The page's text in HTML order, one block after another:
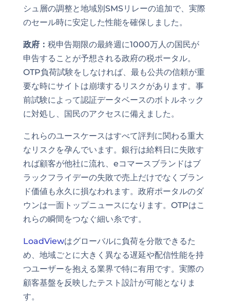
シュ層の調整と地域別SMSリレーの追加で、実際
のセール時に安定した性能を確保しました。
政府： 税申告期限の最終週に1000万人の国民が
申告することが予想される政府の税ポータル。
OTP負荷試験をしなければ、最も公共の信頼が重
要な時にサイトは崩壊するリスクがあります。事
前試験によって認証データベースのボトルネック
に対処し、国民のアクセスに備えました。
これらのユースケースはすべて評判に関わる重大
なリスクを孕んでいます。銀行は給料日に失敗す
れば顧客が他社に流れ、eコマースブランドはブ
ラックフライデーの失敗で売上だけでなくブラン
ド価値も永久に損なわれます。政府ポータルのダ
ウンは一面トップニュースになります。OTPはこ
れらの瞬間をつなぐ細い糸です。
LoadViewはグローバルに負荷を分散できるた
め、地域ごとに大きく異なる遅延や配信性能を持
つユーザーを抱える業界で特に有用です。実際の
顧客基盤を反映したテスト設計が可能となりま
す。